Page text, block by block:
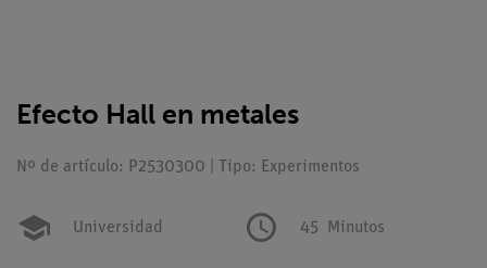
Efecto Hall en metales
Nº de artículo: P2530300 | Tipo: Experimentos
Universidad 45 Minutos